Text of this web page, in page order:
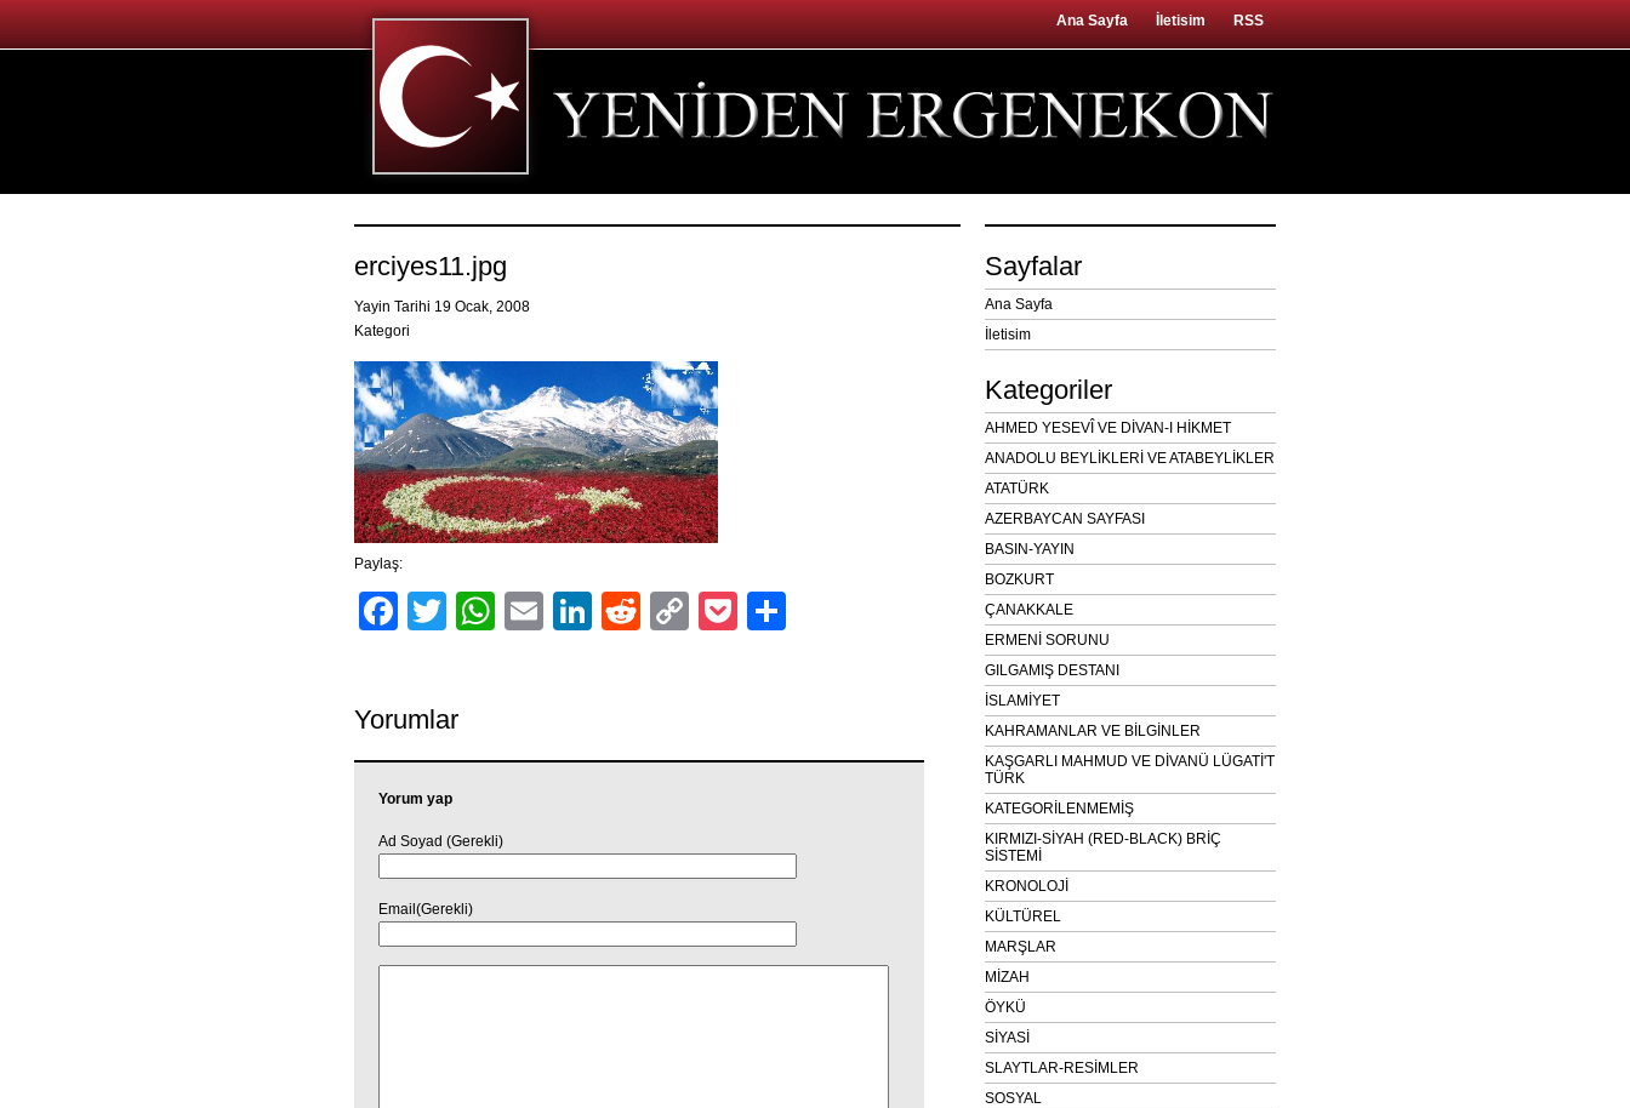
Ana Sayfa İletisim RSS
erciyes11.jpg
Yayin Tarihi 19 Ocak, 2008
Kategori
Paylaş:
Facebook
TwitterWhatsApp
EmailLinkedIn
RedditCopyPocket
Yorumlar
Yorum yap
Ad Soyad (Gerekli)
Email(Gerekli)
Sayfalar
Ana Sayfa
İletisim
Kategoriler
AHMED YESEVÎ VE DİVAN-I HİKMET
ANADOLU BEYLİKLERİ VE ATABEYLİKLER
ATATÜRK
AZERBAYCAN SAYFASI
BASIN-YAYIN
BOZKURT
ÇANAKKALE
ERMENİ SORUNU
GILGAMIŞ DESTANI
İSLAMİYET
KAHRAMANLAR VE BİLGİNLER
KAŞGARLI MAHMUD VE DİVANÜ LÜGATİ'T
TÜRK
KATEGORİLENMEMİŞ
KIRMIZI-SİYAH (RED-BLACK) BRİÇ
SİSTEMİ
KRONOLOJİ
KÜLTÜREL
MARŞLAR
MİZAH
ÖYKÜ
SİYASİ
SLAYTLAR-RESİMLER
SOSYAL